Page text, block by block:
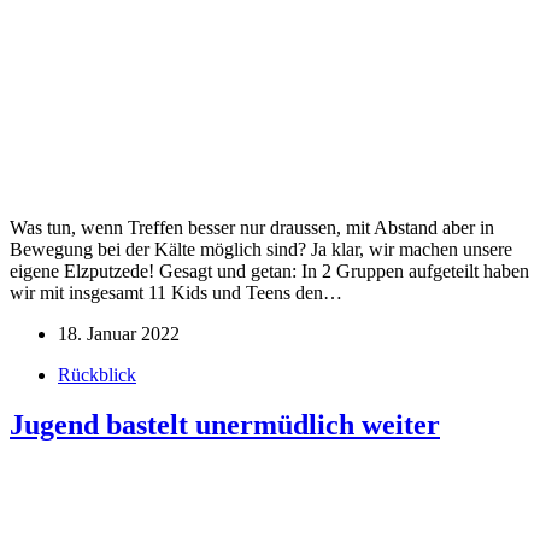
Was tun, wenn Treffen besser nur draussen, mit Abstand aber in
Bewegung bei der Kälte möglich sind? Ja klar, wir machen unsere
eigene Elzputzede! Gesagt und getan: In 2 Gruppen aufgeteilt haben
wir mit insgesamt 11 Kids und Teens den…
18. Januar 2022
Rückblick
Jugend bastelt unermüdlich weiter